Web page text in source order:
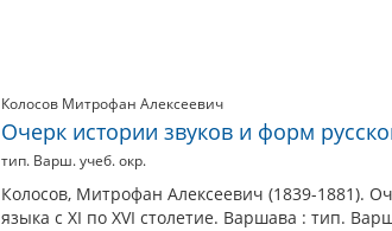
Колосов Митрофан Алексеевич
Очерк истории звуков и форм
тип. Варш. учеб. окр.
Колосов, Митрофан Алексеевич (1839-1881).
языка с XI по XVI столетие. Варшава : тип.